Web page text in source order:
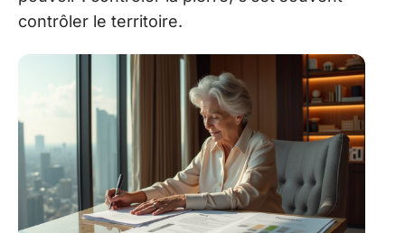
contrôler le territoire.